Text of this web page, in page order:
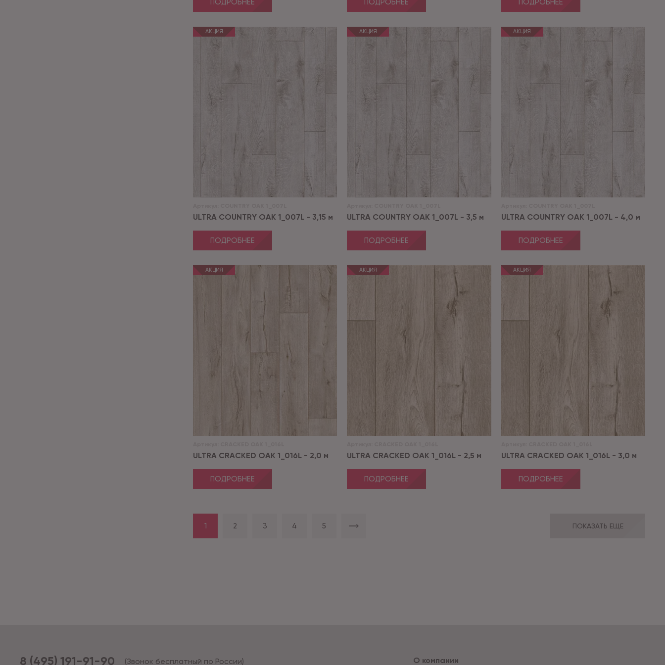
ПОДРОБНЕЕ ПОДРОБНЕЕ ПОДРОБНЕЕ
АКЦИЯ
ULTRA COUNTRY OAK 1_007L - 3,15 м
ПОДРОБНЕЕ
АКЦИЯ
ULTRA COUNTRY OAK 1_007L - 3,5 м
ПОДРОБНЕЕ
АКЦИЯ
ULTRA COUNTRY OAK 1_007L - 4,0 м
ПОДРОБНЕЕ
АКЦИЯ
ULTRA CRACKED OAK 1_016L - 2,0 м
ПОДРОБНЕЕ
АКЦИЯ
ULTRA CRACKED OAK 1_016L - 2,5 м
ПОДРОБНЕЕ
АКЦИЯ
ULTRA CRACKED OAK 1_016L - 3,0 м
ПОДРОБНЕЕ
1 2 3 4 5 ПОКАЗАТЬ ЕЩЕ
8 (495) 191-91-90 (Звонок бесплатный по России) О компании